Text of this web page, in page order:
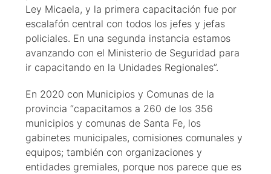
Ley Micaela, y la primera capacitación fue por
escalafón central con todos los jefes y jefas
policiales. En una segunda instancia estamos
avanzando con el Ministerio de Seguridad para
ir capacitando en la Unidades Regionales”.
En 2020 con Municipios y Comunas de la
provincia “capacitamos a 260 de los 356
municipios y comunas de Santa Fe, los
gabinetes municipales, comisiones comunales y
equipos; también con organizaciones y
entidades gremiales, porque nos parece que es